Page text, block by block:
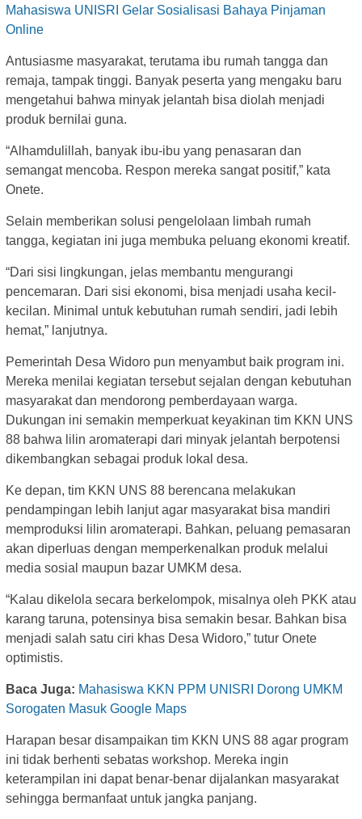
Mahasiswa UNISRI Gelar Sosialisasi Bahaya Pinjaman
Online
Antusiasme masyarakat, terutama ibu rumah tangga dan
remaja, tampak tinggi. Banyak peserta yang mengaku baru
mengetahui bahwa minyak jelantah bisa diolah menjadi
produk bernilai guna.
“Alhamdulillah, banyak ibu-ibu yang penasaran dan
semangat mencoba. Respon mereka sangat positif,” kata
Onete.
Selain memberikan solusi pengelolaan limbah rumah
tangga, kegiatan ini juga membuka peluang ekonomi kreatif.
“Dari sisi lingkungan, jelas membantu mengurangi
pencemaran. Dari sisi ekonomi, bisa menjadi usaha kecil-
kecilan. Minimal untuk kebutuhan rumah sendiri, jadi lebih
hemat,” lanjutnya.
Pemerintah Desa Widoro pun menyambut baik program ini.
Mereka menilai kegiatan tersebut sejalan dengan kebutuhan
masyarakat dan mendorong pemberdayaan warga.
Dukungan ini semakin memperkuat keyakinan tim KKN UNS
88 bahwa lilin aromaterapi dari minyak jelantah berpotensi
dikembangkan sebagai produk lokal desa.
Ke depan, tim KKN UNS 88 berencana melakukan
pendampingan lebih lanjut agar masyarakat bisa mandiri
memproduksi lilin aromaterapi. Bahkan, peluang pemasaran
akan diperluas dengan memperkenalkan produk melalui
media sosial maupun bazar UMKM desa.
“Kalau dikelola secara berkelompok, misalnya oleh PKK atau
karang taruna, potensinya bisa semakin besar. Bahkan bisa
menjadi salah satu ciri khas Desa Widoro,” tutur Onete
optimistis.
Baca Juga: Mahasiswa KKN PPM UNISRI Dorong UMKM
Sorogaten Masuk Google Maps
Harapan besar disampaikan tim KKN UNS 88 agar program
ini tidak berhenti sebatas workshop. Mereka ingin
keterampilan ini dapat benar-benar dijalankan masyarakat
sehingga bermanfaat untuk jangka panjang.